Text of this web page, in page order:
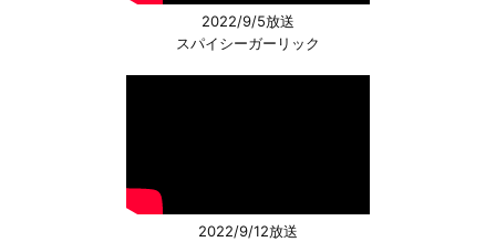
2022/9/5放送
スパイシーガーリック
2022/9/12放送